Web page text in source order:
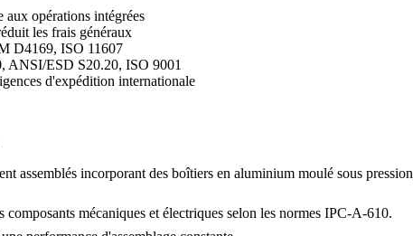
opérations intégrées
les frais généraux
D4169, ISO 11607
ANSI/ESD S20.20, ISO 9001
d'expédition internationale
assemblés incorporant des boîtiers en aluminium moulé sous pression
mécaniques et électriques selon les normes IPC-A-610.